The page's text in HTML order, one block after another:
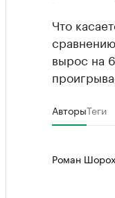
Что
вырос на
АвторыТеги
Роман